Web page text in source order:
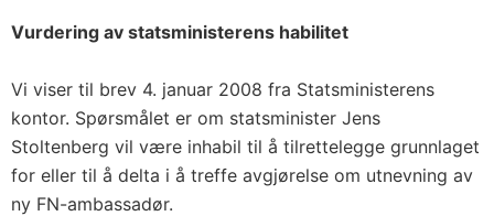
Vurdering av statsministerens habilitet
Vi viser til brev 4. januar 2008 fra Statsministerens
kontor. Spørsmålet er om statsminister Jens
Stoltenberg vil være inhabil til å tilrettelegge grunnlaget
for eller til å delta i å treffe avgjørelse om utnevning av
ny FN-ambassadør.